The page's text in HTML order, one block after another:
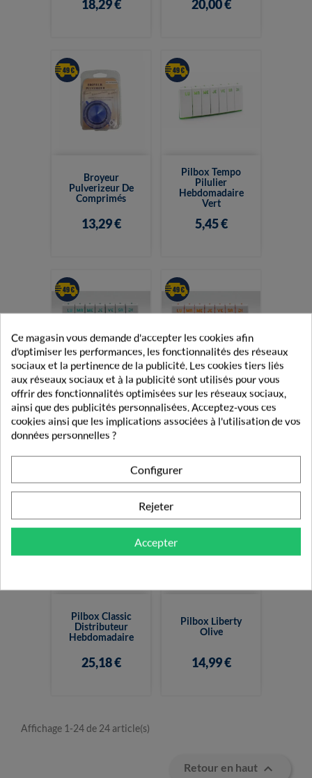
18,29 € 20,00 €
Broyeur
Pulverizeur De
Comprimés
13,29 €
Pilbox Tempo
Pilulier
Hebdomadaire
Vert
5,45 €
Pilbox Tempo
Pilulier
Hebdomadaire
Turquoise
5,45 €
Pilbox Tempo
Pilulier
Hebdomadaire
Orange
Pilbox Classic
Distributeur
Hebdomadaire
25,18 €
Pilbox Liberty
Olive
14,99 €
Affichage 1-24 de 24 article(s)
Retour en haut 
Ce magasin vous demande d'accepter les cookies afin
d'optimiser les performances, les fonctionnalités des réseaux
sociaux et la pertinence de la publicité. Les cookies tiers liés
aux réseaux sociaux et à la publicité sont utilisés pour vous
offrir des fonctionnalités optimisées sur les réseaux sociaux,
ainsi que des publicités personnalisées. Acceptez-vous ces
cookies ainsi que les implications associées à l'utilisation de vos
données personnelles ?
Configurer
Rejeter
Accepter